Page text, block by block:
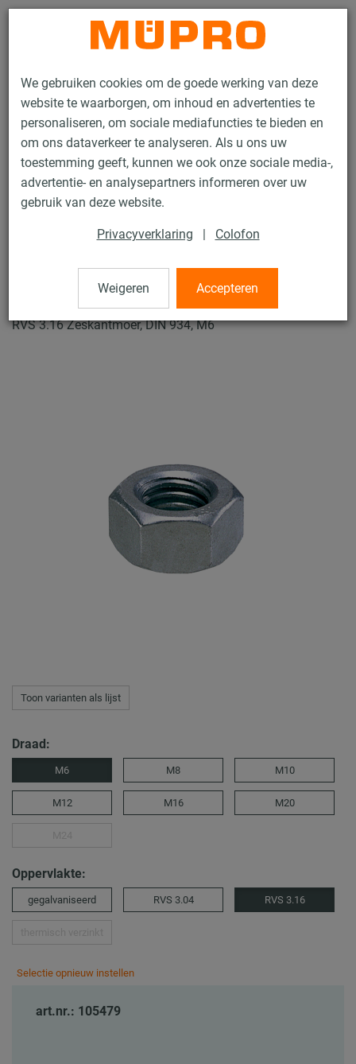
We gebruiken cookies om de goede werking van deze
website te waarborgen, om inhoud en advertenties te
personaliseren, om sociale mediafuncties te bieden en
om ons dataverkeer te analyseren. Als u ons uw
toestemming geeft, kunnen we ook onze sociale media-,
advertentie- en analysepartners informeren over uw
gebruik van deze website.
Privacyverklaring | Colofon
Weigeren Accepteren
Contact
Producten Bevestigingstechniek
Montagetoebehoren
Zeskantmoeren
Zeskantmoeren
RVS 3.16 Zeskantmoer, DIN 934, M6
Toon varianten als lijst
Draad:
M6 M8 M10
M12 M16 M20
Oppervlakte:
gegalvaniseerd RVS 3.04 RVS 3.16
Selectie opnieuw instellen
art.nr.: 105479